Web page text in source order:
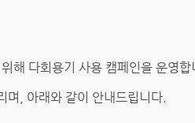
해 다회용기 사용 캠페인을 운영합
며, 아래와 같이 안내드립니다.